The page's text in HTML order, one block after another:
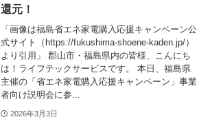
還元！
「画像は福島省エネ家電購入応援キャンペーン公
式サイト（https://fukushima-shoene-kaden.jp/）
より引用」 郡山市・福島県内の皆様、こんにち
は！ライフテックサービスです。 本日、福島県
主催の「省エネ家電購入応援キャンペーン」事業
者向け説明会に参...
2026年3月3日